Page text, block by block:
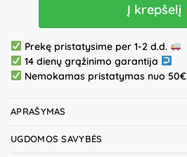
Į krepšelį
Prekę pristatysime per 1-2 d.d.
14 dienų grąžinimo garantija
Nemokamas pristatymas nuo 50€
APRAŠYMAS
UGDOMOS SAVYBĖS